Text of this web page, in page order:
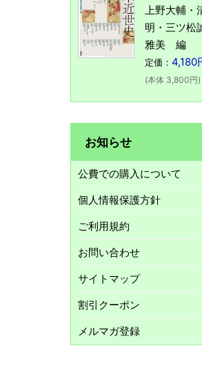
上野大輔・
明・三ツ松
雅美 編
定価： 4,180
(本体 3,800円)
お知らせ
公費での購入について
個人情報保護方針
ご利用規約
お問い合わせ
サイトマップ
割引クーポン
メルマガ登録